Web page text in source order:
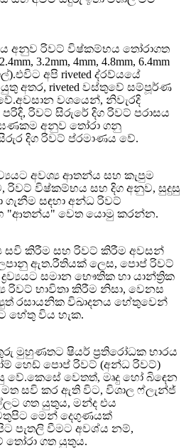
අනුව රිවට් විෂ්කම්භය තෝරාගත
3.2mm, 4mm, 4.8mm, 6.4mm
අපි riveted ද්රව්යයේ
අතර, riveted වස්තුවේ සම්පූර්ණ
වශයෙන්, නිවැරදි
රිවට් සිරුරේ දිග රිවට් පරාසය
අනුව තෝරා ගනු
දිග රිවට් ප්රමාණය වේ.
අවශ්‍ය ආතන්ය සහ කැපුම
විෂ්කම්භය සහ දිග අනුව, සුදුසු
සඳහා අන්ධ රිවට්
"ආතන්ය" වෙත යොමු කරන්න.
සවි කිරීම සහ රිවට් කිරීම අවසන්
ඇත.රීතියක් ලෙස, පොප් රිවට්
සමාන භෞතික හා යාන්ත්‍රික
රිවට් භාවිතා කිරීම නිසා, වෙනස
රසායනික විඛාදනය හේතුවෙන්
හේතු විය හැක.
මුහුණතට ෂියර් ප්‍රතිරෝධක භාරය
හෙඩ් පොප් රිවට් (අන්ධ රිවට්)
වේ.කෙසේ වෙතත්, මෘදු හෝ බිඳෙන
මත සවි කර ඇති විට, විශාල ෆ්ලැන්ජ්
ගත යුතුය, මන්ද එය
මෙන් දෙගුණයක්
පැතලි වීමට අවශ්ය නම්,
ගත යුතුය.